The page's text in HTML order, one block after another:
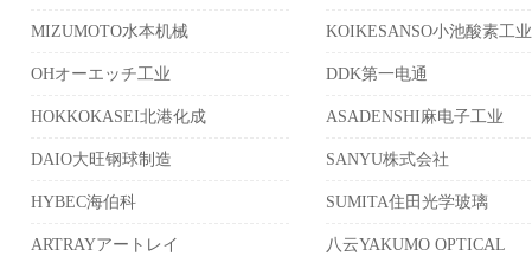
MIZUMOTO水本机械 KOIKESANSO小池酸素工业
OHオーエッチ工业 DDK第一电通
HOKKOKASEI北港化成 ASADENSHI麻电子工业
DAIO大旺钢球制造 SANYU株式会社
HYBEC海伯科 SUMITA住田光学玻璃
ARTRAYアートレイ 八云YAKUMO OPTICAL